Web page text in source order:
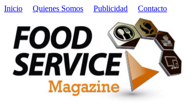
Inicio Quienes Somos Publicidad Contacto